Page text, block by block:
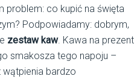
problem: co kupić na święta
Podpowiadamy: dobrym,
zestaw kaw. Kawa na prezent
smakosza tego napoju –
bardzo